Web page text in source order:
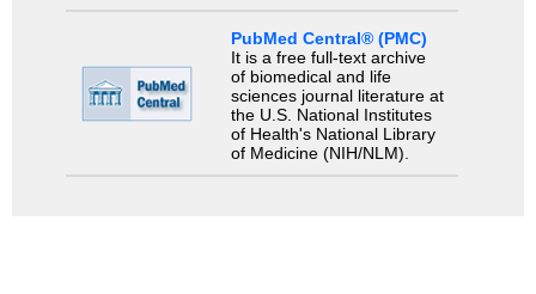
PubMed Central® (PMC)
It is a free full-text archive
of biomedical and life
sciences journal literature at
the U.S. National Institutes
of Health's National Library
of Medicine (NIH/NLM).